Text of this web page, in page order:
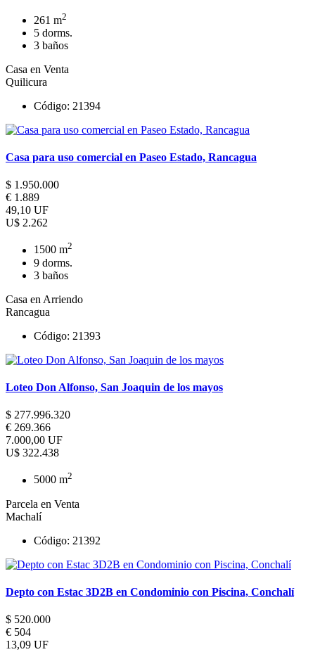
261 m2
5 dorms.
3 baños
Casa en Venta
Quilicura
Código: 21394
Casa para uso comercial en Paseo Estado, Rancagua
$ 1.950.000
€ 1.889
49,10 UF
U$ 2.262
1500 m2
9 dorms.
3 baños
Casa en Arriendo
Rancagua
Código: 21393
Loteo Don Alfonso, San Joaquin de los mayos
$ 277.996.320
€ 269.366
7.000,00 UF
U$ 322.438
5000 m2
Parcela en Venta
Machalí
Código: 21392
Depto con Estac 3D2B en Condominio con Piscina, Conchalí
$ 520.000
€ 504
13,09 UF